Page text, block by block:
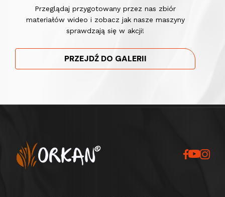
Przeglądaj przygotowany przez nas zbiór
materiałów wideo i zobacz jak nasze maszyny
sprawdzają się w akcji!
PRZEJDŹ DO GALERII